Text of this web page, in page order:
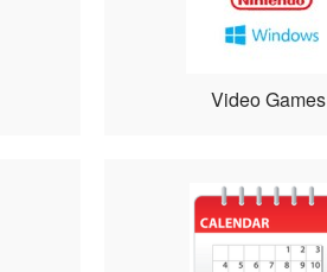
Video Games